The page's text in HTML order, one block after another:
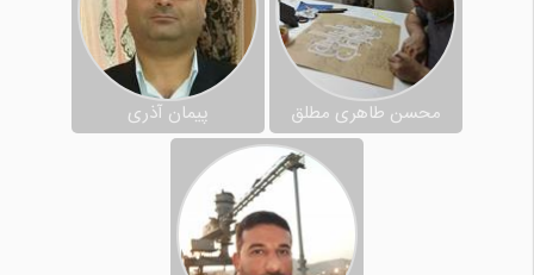
محسن طاهری مطلق پیمان آذری